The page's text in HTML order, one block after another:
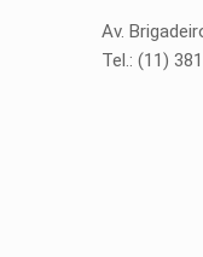
Av.
Tel.: (11)